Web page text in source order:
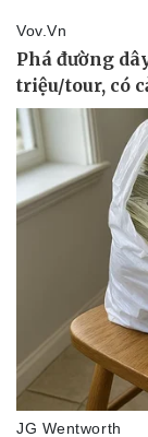
Vụ án
Tin nóng
Tư vấn luật